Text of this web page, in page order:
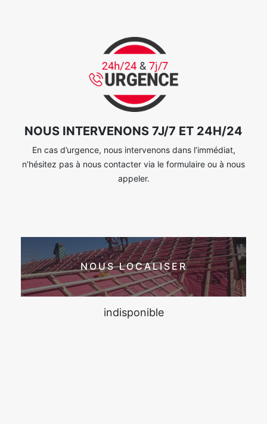
NOUS INTERVENONS 7J/7 ET 24H/24
En cas d’urgence, nous intervenons dans l’immédiat,
n’hésitez pas à nous contacter via le formulaire ou à nous
appeler.
NOUS LOCALISER
indisponible